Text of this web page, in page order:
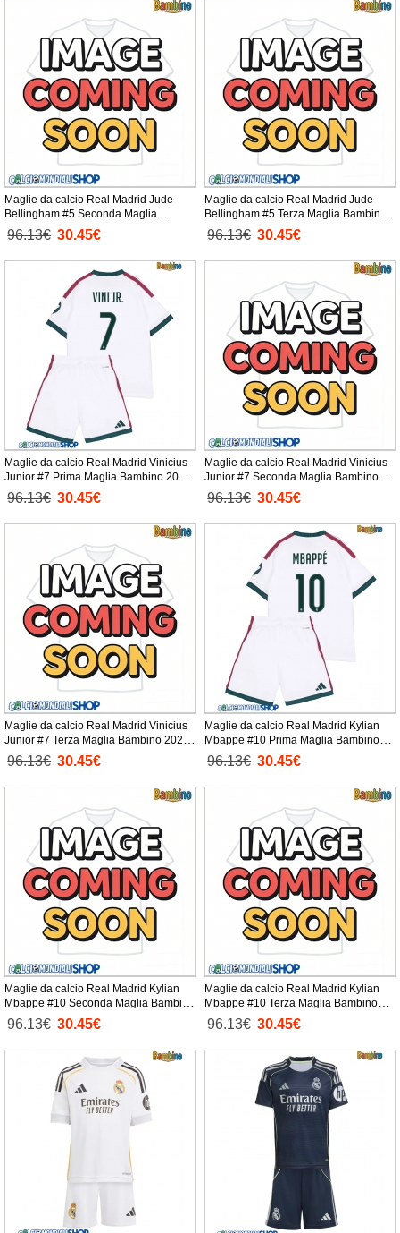
Maglie da calcio Real Madrid Jude
Bellingham #5 Seconda Maglia
Bambino 2026-27 Manica Corta +
Pantaloni corti)
96.13€ 30.45€
Maglie da calcio Real Madrid Jude
Bellingham #5 Terza Maglia Bambino
2026-27 Manica Corta + Pantaloni
corti)
96.13€ 30.45€
Maglie da calcio Real Madrid Vinicius
Junior #7 Prima Maglia Bambino 2026-
27 Manica Corta + Pantaloni corti)
96.13€ 30.45€
Maglie da calcio Real Madrid Vinicius
Junior #7 Seconda Maglia Bambino
2026-27 Manica Corta + Pantaloni
corti)
96.13€ 30.45€
Maglie da calcio Real Madrid Vinicius
Junior #7 Terza Maglia Bambino 2026-
27 Manica Corta + Pantaloni corti)
96.13€ 30.45€
Maglie da calcio Real Madrid Kylian
Mbappe #10 Prima Maglia Bambino
2026-27 Manica Corta + Pantaloni
corti)
96.13€ 30.45€
Maglie da calcio Real Madrid Kylian
Mbappe #10 Seconda Maglia Bambino
2026-27 Manica Corta + Pantaloni
corti)
96.13€ 30.45€
Maglie da calcio Real Madrid Kylian
Mbappe #10 Terza Maglia Bambino
2026-27 Manica Corta + Pantaloni
corti)
96.13€ 30.45€